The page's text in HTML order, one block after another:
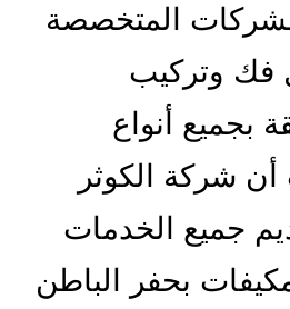
المتخصصة
فك وتركيب
بجميع أنواع
أن شركة الكوثر
جميع الخدمات
بحفر الباطن